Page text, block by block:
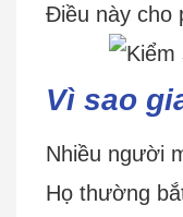
Điều này cho
Vì sao
Nhiều người
Họ thường